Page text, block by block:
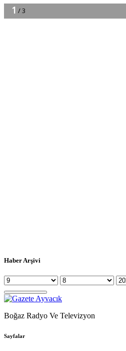
Haber Arşivi
Boğaz Radyo Ve Televizyon
Sayfalar